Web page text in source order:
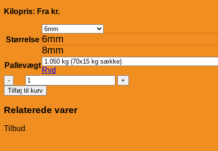
Kilopris: Fra kr.
Størrelse 6mm
8mm
Pallevægt
Ryd
DanPellets
Træpiller
-
Premium-
antal
Tilføj til kurv
Relaterede varer
Tilbud